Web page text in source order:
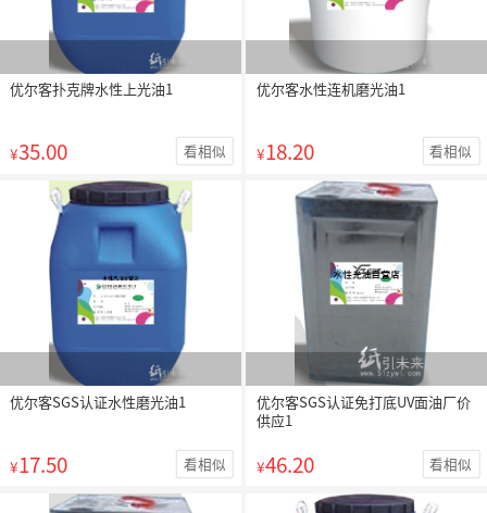
优尔客扑克牌水性上光油1
¥35.00 看相似
优尔客水性连机磨光油1
¥18.20 看相似
优尔客SGS认证水性磨光油1
¥17.50 看相似
优尔客SGS认证免打底UV面油厂价
供应1
¥46.20 看相似